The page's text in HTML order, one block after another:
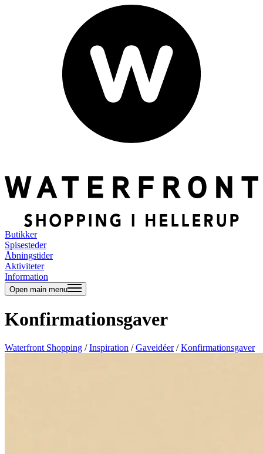
Butikker
Spisesteder
Åbningstider
Aktiviteter
Information
Open main menu
Konfirmationsgaver
Waterfront Shopping /Inspiration /Gaveidéer/Konfirmationsgaver